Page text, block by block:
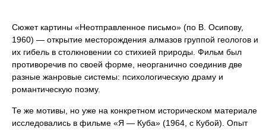
Сюжет картины «Неотправленное письмо» (по В. Осипову,
1960) — открытие месторождения алмазов группой геологов и
их гибель в столкновении со стихией природы. Фильм был
противоречив по своей форме, неорганично соединив две
разные жанровые системы: психологическую драму и
романтическую поэму.
Те же мотивы, но уже на конкретном историческом материале
исследовались в фильме «Я — Куба» (1964, с Кубой). Опыт